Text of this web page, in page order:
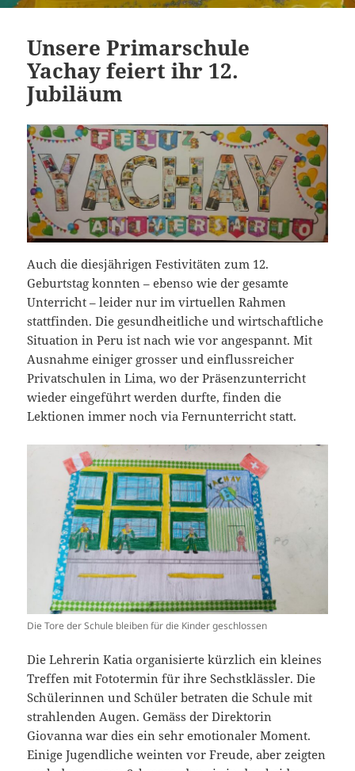
Unsere Primarschule
Yachay feiert ihr 12.
Jubiläum
Auch die diesjährigen Festivitäten zum 12.
Geburtstag konnten – ebenso wie der gesamte
Unterricht – leider nur im virtuellen Rahmen
stattfinden. Die gesundheitliche und wirtschaftliche
Situation in Peru ist nach wie vor angespannt. Mit
Ausnahme einiger grosser und einflussreicher
Privatschulen in Lima, wo der Präsenzunterricht
wieder eingeführt werden durfte, finden die
Lektionen immer noch via Fernunterricht statt.
Die Tore der Schule bleiben für die Kinder geschlossen
Die Lehrerin Katia organisierte kürzlich ein kleines
Treffen mit Fototermin für ihre Sechstklässler. Die
Schülerinnen und Schüler betraten die Schule mit
strahlenden Augen. Gemäss der Direktorin
Giovanna war dies ein sehr emotionaler Moment.
Einige Jugendliche weinten vor Freude, aber zeigten